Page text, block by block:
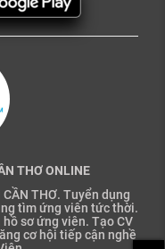
THƠ ONLINE
THƠ. Tuyển dụng
tìm ứng viên tức thời.
sơ ứng viên. Tạo CV
cơ hội tiếp cận nghề